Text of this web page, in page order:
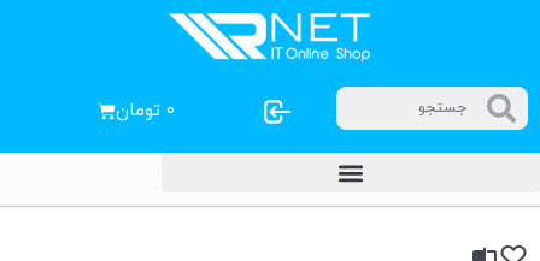
۰ تومان